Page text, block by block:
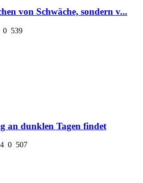
von Schwäche, sondern v...
0 539
an dunklen Tagen findet
0 507